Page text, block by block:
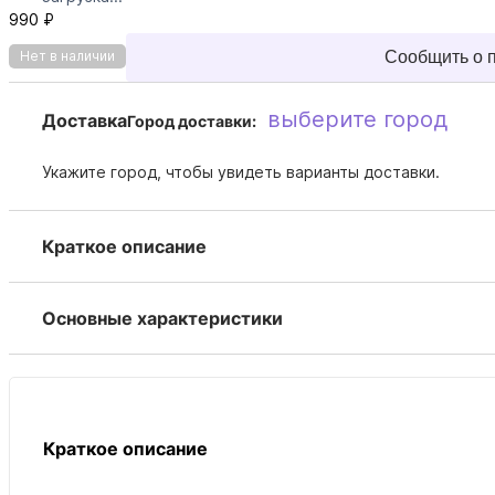
990 ₽
Нет в наличии Сообщить о
ДоставкаГород доставки: выберите город
Укажите город, чтобы увидеть варианты доставки.
Краткое описание
Основные характеристики
Краткое описание